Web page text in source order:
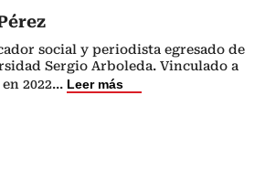
social y periodista egresado de
Sergio Arboleda. Vinculado a
2022... Leer más